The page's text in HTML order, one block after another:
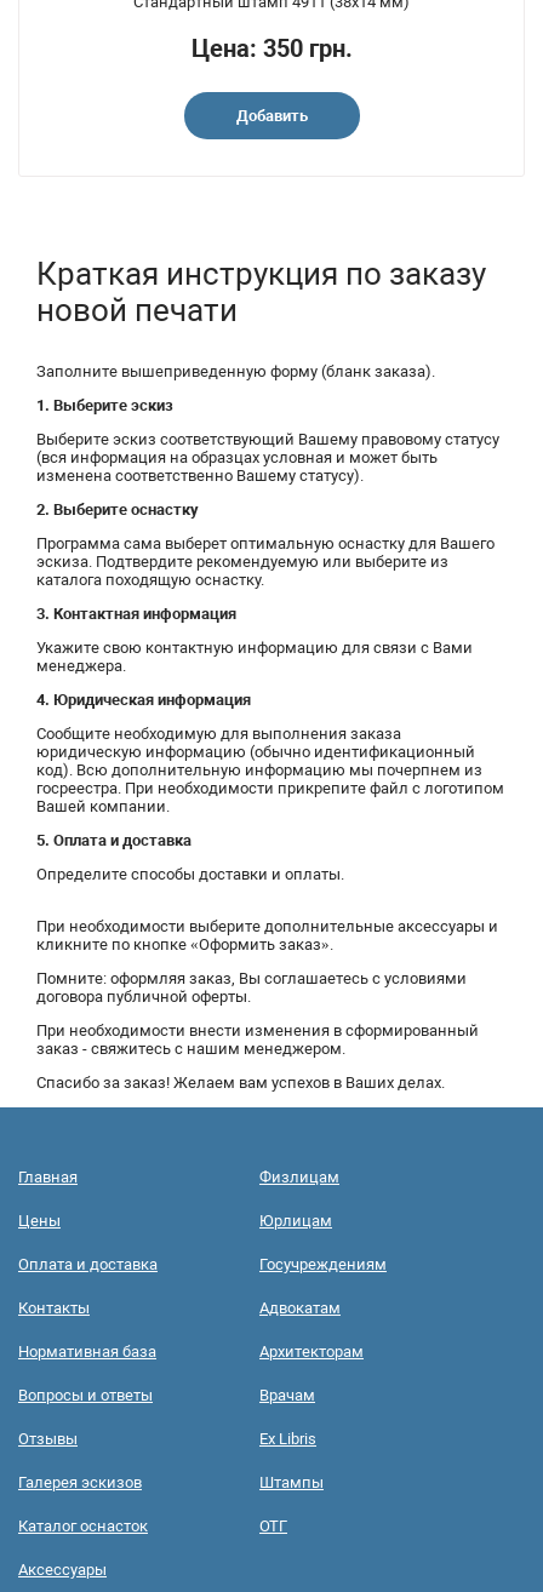
Цена: 350 грн.
Добавить
Краткая инструкция по заказу
новой печати
Заполните вышеприведенную форму (бланк заказа).
1. Выберите эскиз
Выберите эскиз соответствующий Вашему правовому статусу
(вся информация на образцах условная и может быть
изменена соответственно Вашему статусу).
2. Выберите оснастку
Программа сама выберет оптимальную оснастку для Вашего
эскиза. Подтвердите рекомендуемую или выберите из
каталога походящую оснастку.
3. Контактная информация
Укажите свою контактную информацию для связи с Вами
менеджера.
4. Юридическая информация
Сообщите необходимую для выполнения заказа
юридическую информацию (обычно идентификационный
код). Всю дополнительную информацию мы почерпнем из
госреестра. При необходимости прикрепите файл с логотипом
Вашей компании.
5. Оплата и доставка
Определите способы доставки и оплаты.
При необходимости выберите дополнительные аксессуары и
кликните по кнопке «Оформить заказ».
Помните: оформляя заказ, Вы соглашаетесь с условиями
договора публичной оферты.
При необходимости внести изменения в сформированный
заказ - свяжитесь с нашим менеджером.
Спасибо за заказ! Желаем вам успехов в Ваших делах.
Главная
Цены
Оплата и доставка
Контакты
Нормативная база
Вопросы и ответы
Отзывы
Галерея эскизов
Каталог оснасток
Аксессуары
Физлицам
Юрлицам
Госучреждениям
Адвокатам
Архитекторам
Врачам
Ex Libris
Штампы
ОТГ